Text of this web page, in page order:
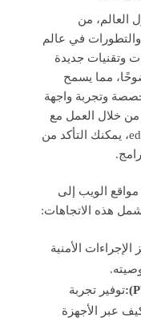
العالم، من
في عالم
وتقنيات جديدة
مما يسمح
وتجربة واجهة
من خلال العمل مع
وكالة تصميم ويب مثبتة، مثل edirect، يمكنك التأكد من
الويب إلى
هذه الاتجاهات:
الإجراءات الأمنية
توفير تجربة
عبر الأجهزة